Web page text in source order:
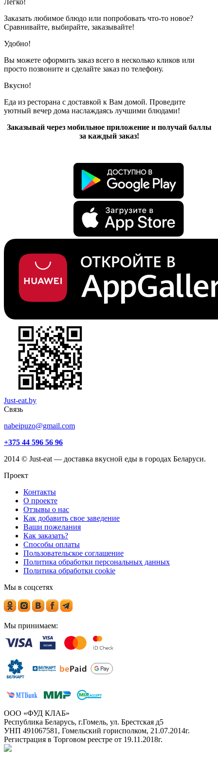
Заказать любимое блюдо или попробовать что-то новое?
Сравнивайте, выбирайте, заказывайте!
Удобно!
Вы можете оформить заказ всего в несколько кликов или
просто позвоните и сделайте заказ по телефону.
Вкусно!
Еда из ресторана с доставкой к Вам домой. Проведите
уютный вечер дома наслаждаясь лучшими блюдами!
Заказывай через мобильное приложение и получай баллы
за каждый заказ!
Just-eat.by
Связь
nabeipuzo@gmail.com
+375 44 596 56 96
2014 © Just-eat — доставка вкусной еды в городах Беларуси.
Проект
Контакты
О проекте
Отзывы о нас
Как добавить свое заведение
Ваши пожелания
Как заказать?
Способы оплаты
Пользовательское соглашение
Политика обработки персональных данных
Политика обработки cookie
Мы в соцсетях
Мы принимаем:
ООО «ФУД КЛАБ»
Республика Беларусь, г.Гомель, ул. Брестская д5
УНП 491067581, Гомельский горисполком, 21.07.2014г.
Регистрация в Торговом реестре от 19.11.2018г.